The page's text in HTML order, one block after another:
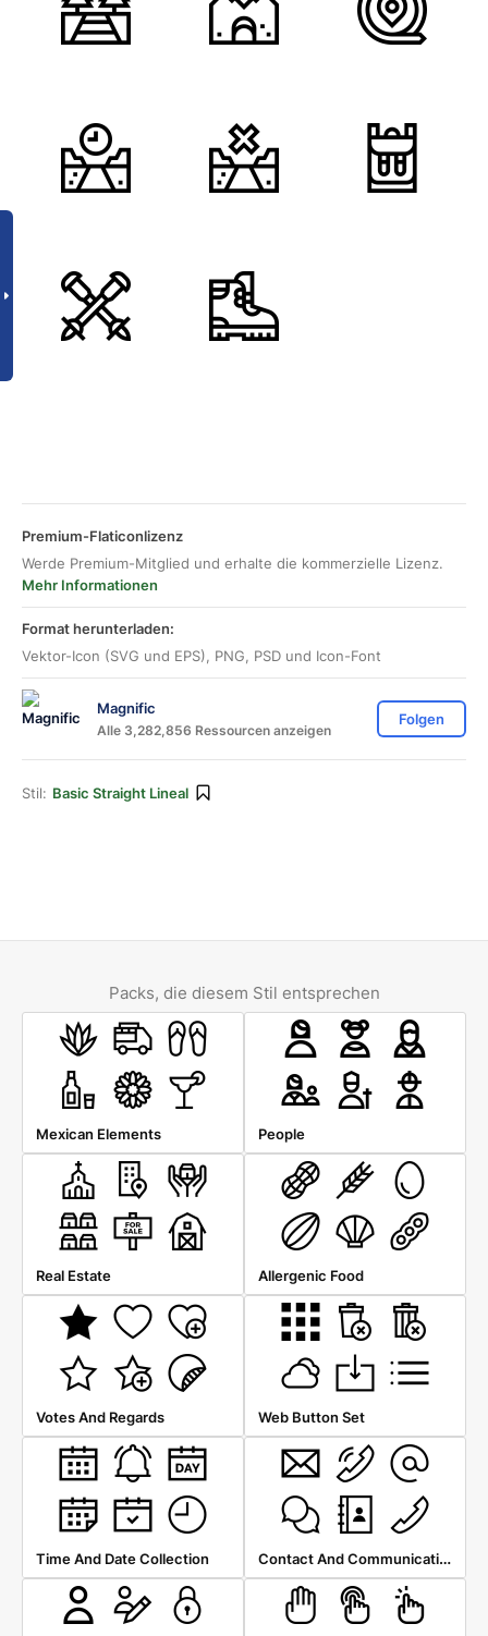
Premium-Flaticonlizenz
Werde Premium-Mitglied und erhalte die kommerzielle Lizenz.
Mehr Informationen
Format herunterladen:
Vektor-Icon (SVG und EPS), PNG, PSD und Icon-Font
Magnific
Alle 3,282,856 Ressourcen anzeigen
Folgen
Stil: Basic Straight Lineal
Packs, die diesem Stil entsprechen
Mexican Elements People
Real Estate Allergenic Food
Votes And Regards Web Button Set
Time And Date Collection Contact And Communication